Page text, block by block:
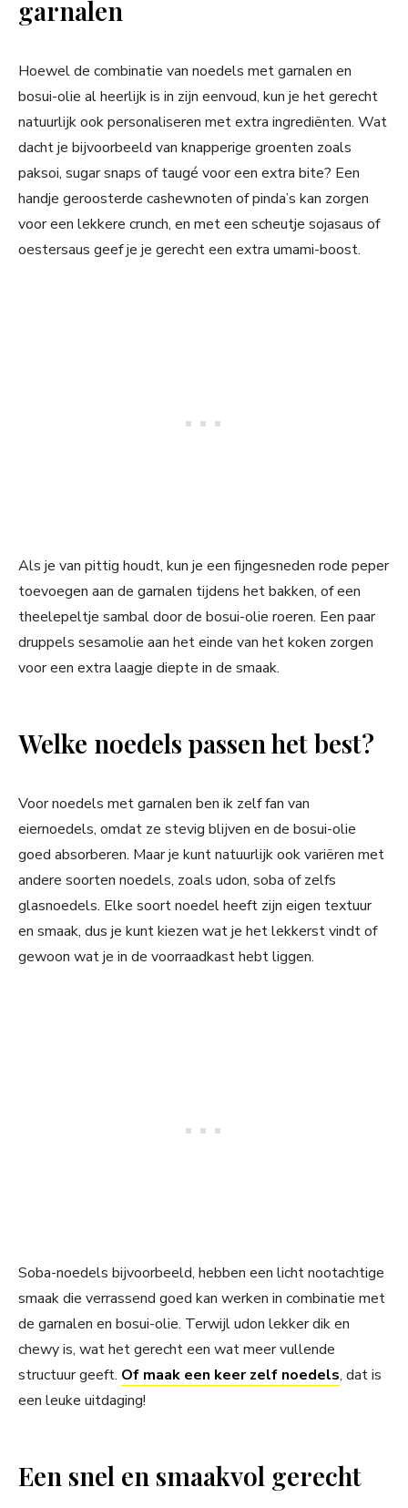
garnalen
Hoewel de combinatie van noedels met garnalen en
bosui-olie al heerlijk is in zijn eenvoud, kun je het gerecht
natuurlijk ook personaliseren met extra ingrediënten. Wat
dacht je bijvoorbeeld van knapperige groenten zoals
paksoi, sugar snaps of taugé voor een extra bite? Een
handje geroosterde cashewnoten of pinda’s kan zorgen
voor een lekkere crunch, en met een scheutje sojasaus of
oestersaus geef je je gerecht een extra umami-boost.
Als je van pittig houdt, kun je een fijngesneden rode peper
toevoegen aan de garnalen tijdens het bakken, of een
theelepeltje sambal door de bosui-olie roeren. Een paar
druppels sesamolie aan het einde van het koken zorgen
voor een extra laagje diepte in de smaak.
Welke noedels passen het best?
Voor noedels met garnalen ben ik zelf fan van
eiernoedels, omdat ze stevig blijven en de bosui-olie
goed absorberen. Maar je kunt natuurlijk ook variëren met
andere soorten noedels, zoals udon, soba of zelfs
glasnoedels. Elke soort noedel heeft zijn eigen textuur
en smaak, dus je kunt kiezen wat je het lekkerst vindt of
gewoon wat je in de voorraadkast hebt liggen.
Soba-noedels bijvoorbeeld, hebben een licht nootachtige
smaak die verrassend goed kan werken in combinatie met
de garnalen en bosui-olie. Terwijl udon lekker dik en
chewy is, wat het gerecht een wat meer vullende
structuur geeft. Of maak een keer zelf noedels, dat is
een leuke uitdaging!
Een snel en smaakvol gerecht